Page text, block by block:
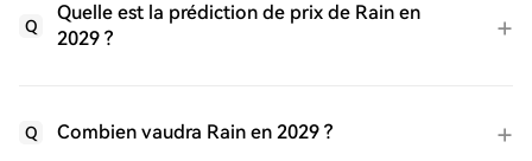
Q
Quelle est la prédiction de prix de Rain en
2029 ?
Q Combien vaudra Rain en 2029 ?